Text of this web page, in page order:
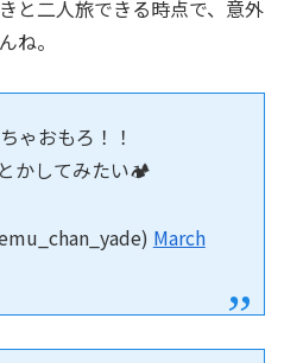
と二人旅できる時点で、意外
ね。
ゃおもろ！！
かしてみたい🏕
March